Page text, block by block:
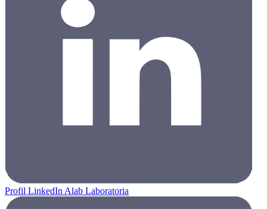
Profil LinkedIn Alab Laboratoria